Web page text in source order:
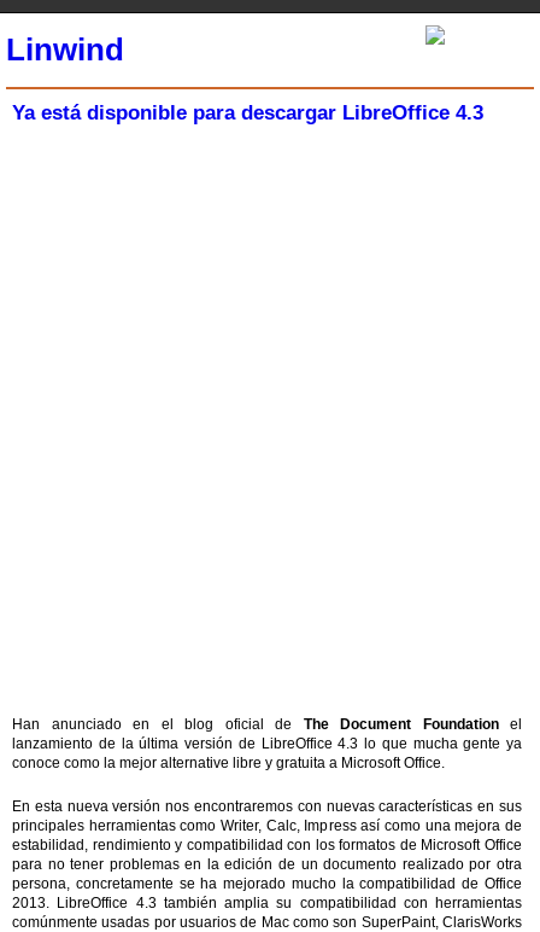
Linwind
Ya está disponible para descargar LibreOffice 4.3
Han anunciado en el blog oficial de The Document Foundationel
lanzamiento de la última versión de LibreOffice 4.3 lo que mucha gente ya
conoce como la mejor alternative libre y gratuita a Microsoft Office.
En esta nueva versión nos encontraremos con nuevas características en sus
principales herramientas como Writer, Calc, Impress así como una mejora de
estabilidad, rendimiento y compatibilidad con los formatos de Microsoft Office
para no tener problemas en la edición de un documento realizado por otra
persona, concretamente se ha mejorado mucho la compatibilidad de Office
2013. LibreOffice 4.3 también amplia su compatibilidad con herramientas
comúnmente usadas por usuarios de Mac como son SuperPaint, ClarisWorks